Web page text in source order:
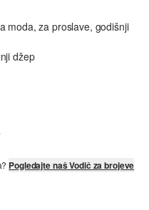
moda, za proslave, godišnji
džep
Pogledajte naš Vodič za brojeve